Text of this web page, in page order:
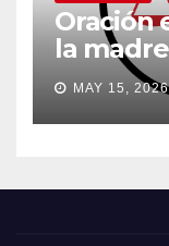
Oración
la madre
MAY 15, 2026